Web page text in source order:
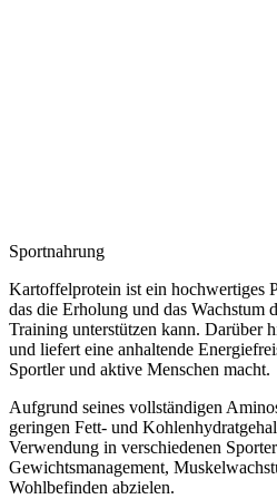
Sportnahrung
Kartoffelprotein ist ein hochwertiges
das die Erholung und das Wachstum
Training unterstützen kann. Darüber
und liefert eine anhaltende
Sportler und aktive Menschen macht.
Aufgrund seines vollständigen
geringen Fett- und
Verwendung in verschiedenen
Gewichtsmanagement,
Wohlbefinden abzielen.